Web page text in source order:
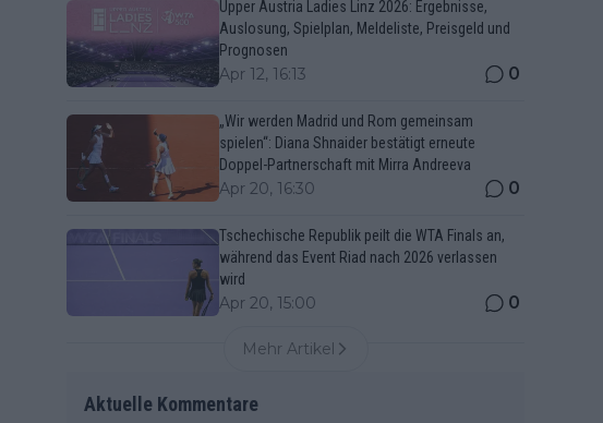
Upper Austria Ladies Linz 2026: Ergebnisse,
Auslosung, Spielplan, Meldeliste, Preisgeld und
Prognosen
Apr 12, 16:13 0
„Wir werden Madrid und Rom gemeinsam
spielen“: Diana Shnaider bestätigt erneute
Doppel-Partnerschaft mit Mirra Andreeva
Apr 20, 16:30 0
Tschechische Republik peilt die WTA Finals an,
während das Event Riad nach 2026 verlassen
wird
Apr 20, 15:00 0
Mehr Artikel
Aktuelle Kommentare